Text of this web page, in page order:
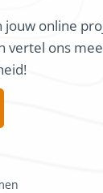
jouw online
vertel ons